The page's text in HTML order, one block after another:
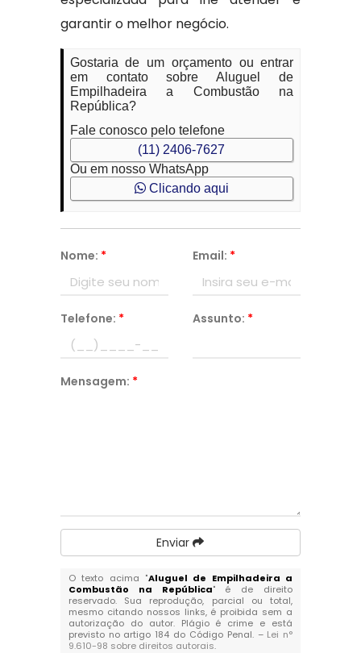
garantir o melhor negócio.
Gostaria de um orçamento ou entrar
em contato sobre Aluguel de
Empilhadeira a Combustão na
República?
Fale conosco pelo telefone
(11) 2406-7627
Ou em nosso WhatsApp
Clicando aqui
Nome: * Email: *
Telefone: * Assunto: *
Mensagem: *
Enviar
O texto acima "Aluguel de Empilhadeira a
Combustão na República" é de direito
reservado. Sua reprodução, parcial ou total,
mesmo citando nossos links, é proibida sem a
autorização do autor. Plágio é crime e está
previsto no artigo 184 do Código Penal. – Lei n°
9.610-98 sobre direitos autorais.